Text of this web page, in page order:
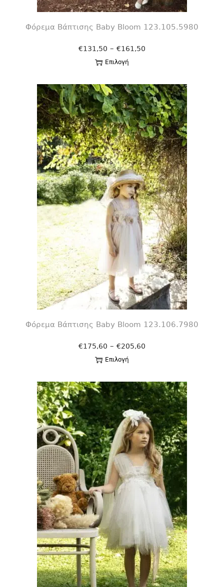
Φόρεμα Βάπτισης Βaby Bloom 123.105.5980
€131,50 – €161,50
Επιλογή
Φόρεμα Βάπτισης Βaby Bloom 123.106.7980
€175,60 – €205,60
Επιλογή